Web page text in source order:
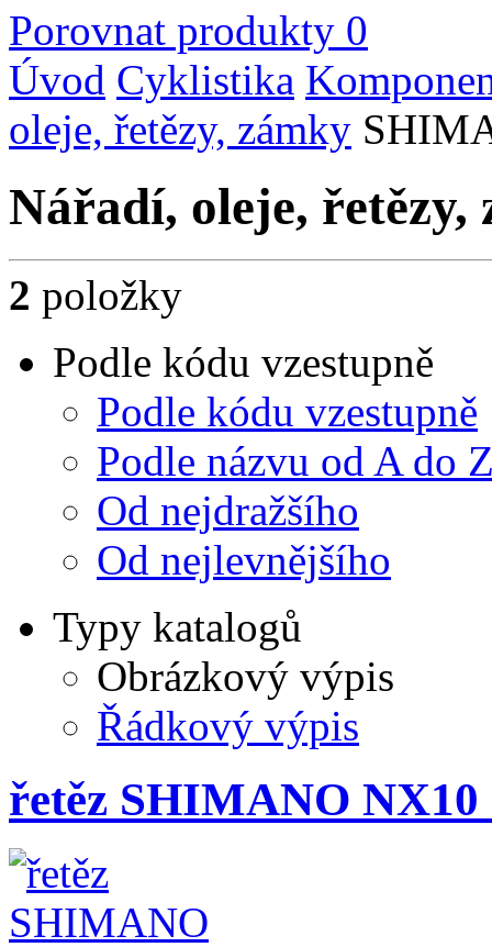
Porovnat produkty 0
Úvod Cyklistika
oleje, řetězy, zámky
Nářadí, oleje,
2 položky
Podle kódu vzestupně
Podle kódu vzestupně
Podle názvu od A do
Od nejdražšího
Od nejlevnějšího
Typy katalogů
Obrázkový výpis
Řádkový výpis
řetěz SHIMANO NX10